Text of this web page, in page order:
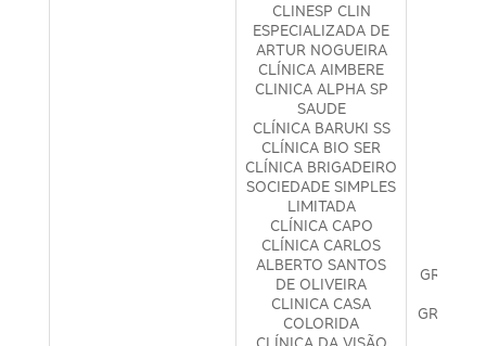
CLINESP CLIN
ESPECIALIZADA DE
ARTUR NOGUEIRA
CLÍNICA AIMBERE
CLINICA ALPHA SP
SAUDE
CLÍNICA BARUKI SS
CLÍNICA BIO SER
CLÍNICA BRIGADEIRO
SOCIEDADE SIMPLES
LIMITADA
CLÍNICA CAPO
CLÍNICA CARLOS
ALBERTO SANTOS
DE OLIVEIRA
CLINICA CASA
COLORIDA
CLÍNICA DA VISÃO
GRAVI
GRECO